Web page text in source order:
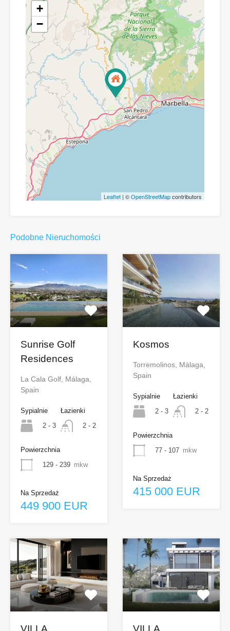
+
−
Leaflet | ©OpenStreetMapcontributors
Podobne Nieruchomości
Sunrise Golf
Residences
La Cala Golf, Málaga,
Spain
Sypialnie
2 - 3
Łazienki
2 - 2
Powierzchnia
129 - 239 mkw
Na Sprzedaż
449 900 EUR
Kosmos
Torremolinos, Málaga,
Spain
Sypialnie
2 - 3
Łazienki
2 - 2
Powierzchnia
77 - 107 mkw
Na Sprzedaż
415 000 EUR
VILLA
VILLA